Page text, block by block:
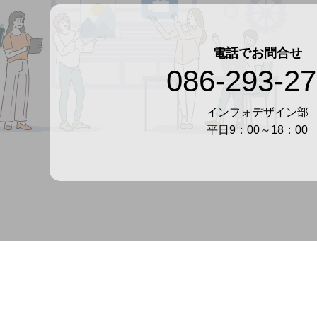
電話でお問合せ
086-293-
インフォデザイン部
平日9：00～18：00